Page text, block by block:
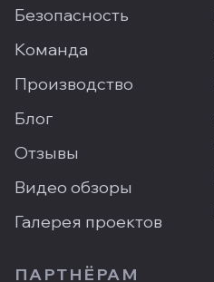
Безопасность
Команда
Производство
Блог
Отзывы
Видео обзоры
Галерея проектов
ПАРТНЁРАМ